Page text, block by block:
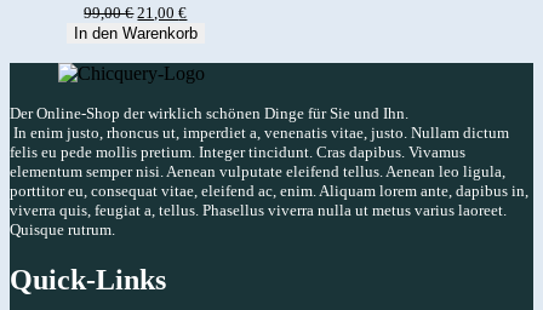
99,00€Ursprünglicher
Preis
99,00 €
21,00€Aktueller
Preis
21,00 €.
In den Warenkorb
Der Online-Shop der wirklich schönen Dinge für Sie und Ihn.
In enim justo, rhoncus ut, imperdiet a, venenatis vitae, justo. Nullam dictum
felis eu pede mollis pretium. Integer tincidunt. Cras dapibus. Vivamus
elementum semper nisi. Aenean vulputate eleifend tellus. Aenean leo ligula,
porttitor eu, consequat vitae, eleifend ac, enim. Aliquam lorem ante, dapibus in,
viverra quis, feugiat a, tellus. Phasellus viverra nulla ut metus varius laoreet.
Quisque rutrum.
Quick-Links